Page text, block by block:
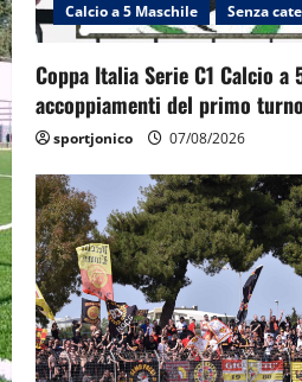
Calcio a 5 Maschile Senza
Coppa Italia Serie C1 Calcio
accoppiamenti del primo turno
sportjonico 07/08/2026